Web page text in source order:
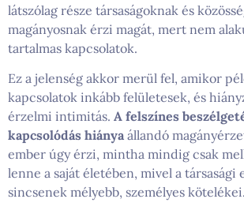
látszólag része társaságoknak és
magányosnak érzi magát, mert nem
tartalmas kapcsolatok.
Ez a jelenség akkor merül fel, amikor
kapcsolatok inkább felületesek, és
érzelmi intimitás. A felszínes
kapcsolódás hiánya állandó
ember úgy érzi, mintha mindig csak
lenne a saját életében, mivel a társasági
sincsenek mélyebb, személyes kötelékei.